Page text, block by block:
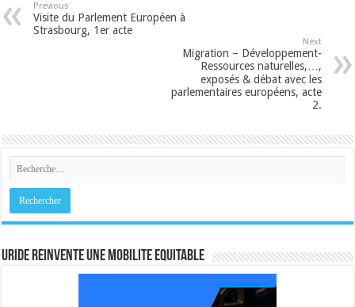
Previous
Visite du Parlement Européen à
Strasbourg, 1er acte
Next
Migration – Développement-
Ressources naturelles,…,
exposés & débat avec les
parlementaires européens, acte
2.
URIDE REINVENTE UNE MOBILITE EQUITABLE